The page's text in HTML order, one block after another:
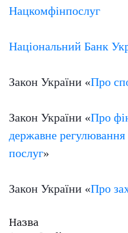
Нацкомфінпослуг
Національний Банк
Закон України «Про
Закон України «Про
державне
послуг»
Закон України «Про
Назва